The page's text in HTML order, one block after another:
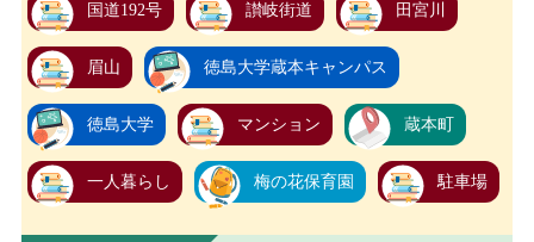
国道192号 讃岐街道 田宮川
眉山 徳島大学蔵本キャンパス
徳島大学 マンション 蔵本町
一人暮らし 梅の花保育園 駐車場